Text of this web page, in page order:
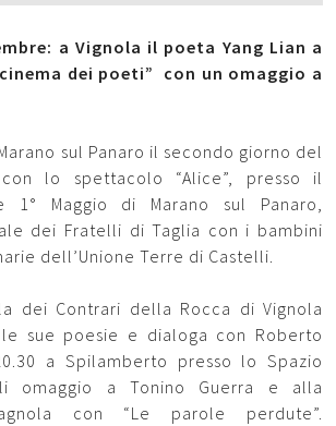
a Vignola il poeta Yang Lian a
dei poeti” con un omaggio a
sul Panaro il secondo giorno del
lo spettacolo “Alice”, presso il
1° Maggio di Marano sul Panaro,
dei Fratelli di Taglia con i bambini
dell’Unione Terre di Castelli.
dei Contrari della Rocca di Vignola
le sue poesie e dialoga con Roberto
a Spilamberto presso lo Spazio
omaggio a Tonino Guerra e alla
con “Le parole perdute”.